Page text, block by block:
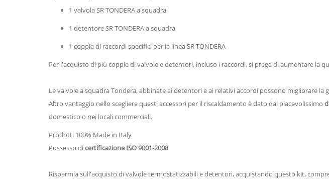
1 valvola SR TONDERA a squadra
1 detentore SR TONDERA a squadra
1 coppia di raccordi specifici per la linea SR TONDERA
Per l'acquisto di più coppie di valvole e detentori, incluso i raccordi, si prega di aumentare la
Le valvole a squadra Tondera, abbinate ai detentori e ai relativi accordi possono migliorare la
Altro vantaggio nello scegliere questi accessori per il riscaldamento è dato dal piacevolissimo
domestico o nei locali commerciali.
Prodotti 100% Made in Italy
Possesso dicertificazione ISO 9001-2008
Risparmia sull'acquisto di valvole termostatizzabili e detentori, acquistando questo kit,